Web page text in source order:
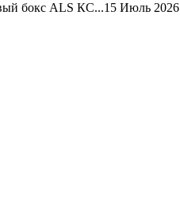
бокс ALS КС...15 Июль 2026